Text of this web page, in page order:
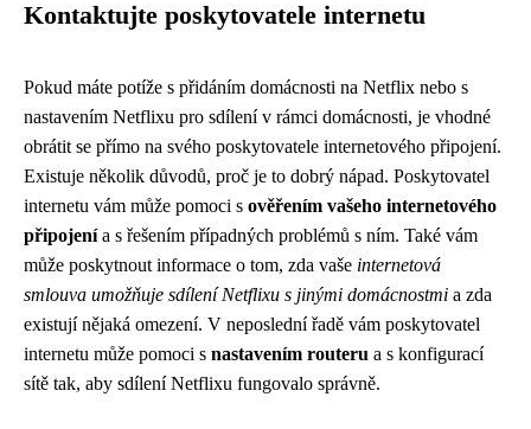
Kontaktujte poskytovatele internetu
Pokud máte potíže s přidáním domácnosti na Netflix nebo s
nastavením Netflixu pro sdílení v rámci domácnosti, je vhodné
obrátit se přímo na svého poskytovatele internetového připojení.
Existuje několik důvodů, proč je to dobrý nápad. Poskytovatel
internetu vám může pomoci s ověřením vašeho internetového
připojenía s řešením případných problémů s ním. Také vám
může poskytnout informace o tom, zda vaše internetová
smlouva umožňuje sdílení Netflixu s jinými domácnostmi a zda
existují nějaká omezení. V neposlední řadě vám poskytovatel
internetu může pomoci s nastavením routeru a s konfigurací
sítě tak, aby sdílení Netflixu fungovalo správně.